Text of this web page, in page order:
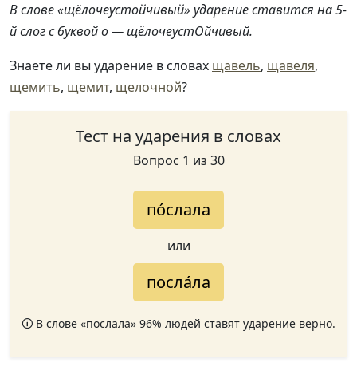
В слове «щёлочеустойчивый» ударение ставится на 5-
й слог с буквой о — щёлочеустОйчивый.
Знаете ли вы ударение в словах щавель, щавеля,
щемить, щемит, щелочной?
Тест на ударения в словах
Вопрос 1 из 30
по́слала
или
посла́ла
🛈 В слове «послала» 96% людей ставят ударение верно.